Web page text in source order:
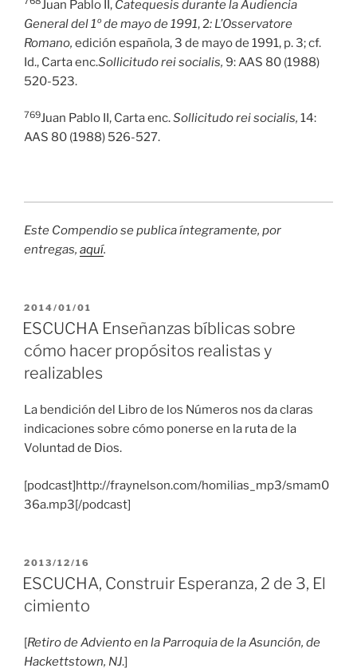
Juan Pablo II, Catequesis durante la Audiencia
General del 1º de mayo de 1991, 2: L’Osservatore
Romano, edición española, 3 de mayo de 1991, p. 3; cf.
Id., Carta enc.Sollicitudo rei socialis, 9: AAS 80 (1988)
520-523.
769Juan Pablo II, Carta enc.Sollicitudo rei socialis, 14:
AAS 80 (1988) 526-527.
Este Compendio se publica íntegramente, por
entregas, aquí.
PUBLICADO
EL
2014/01/01
ESCUCHA Enseñanzas bíblicas sobre
cómo hacer propósitos realistas y
realizables
La bendición del Libro de los Números nos da claras
indicaciones sobre cómo ponerse en la ruta de la
Voluntad de Dios.
[podcast]http://fraynelson.com/homilias_mp3/smam0
36a.mp3[/podcast]
PUBLICADO
EL
2013/12/16
ESCUCHA, Construir Esperanza, 2 de 3, El
cimiento
[Retiro de Adviento en la Parroquia de la Asunción, de
Hackettstown, NJ.]